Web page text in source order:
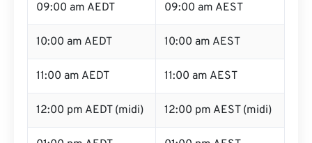
09:00 am AEDT 09:00 am AEST
10:00 am AEDT 10:00 am AEST
11:00 am AEDT 11:00 am AEST
12:00 pm AEDT (midi) 12:00 pm AEST (midi)